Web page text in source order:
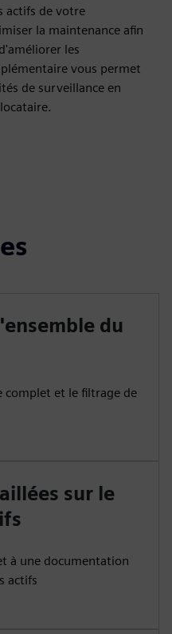
actifs de votre
la maintenance afin
les
vous permet
de surveillance en
du
complet et le filtrage de
sur le
à une documentation
actifs